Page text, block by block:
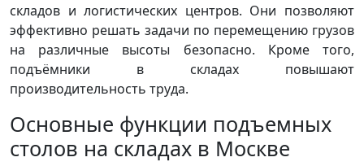
складов и логистических центров. Они позволяют
эффективно решать задачи по перемещению грузов
на различные высоты безопасно. Кроме того,
подъёмники в складах повышают
производительность труда.
Основные функции подъемных
столов на складах в Москве